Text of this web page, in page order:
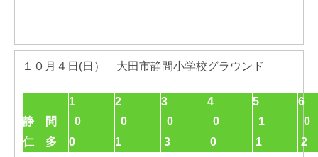
１０月４日(日） 大田市静間小学校グラウンド
1 2 3 4 5
6
静 間
0 0 0 0 1
0
仁 多
0 1 3 0 1 2